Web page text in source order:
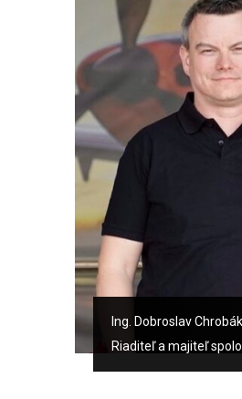
Ing. Dobroslav Chrobák
Riaditeľ a majiteľ